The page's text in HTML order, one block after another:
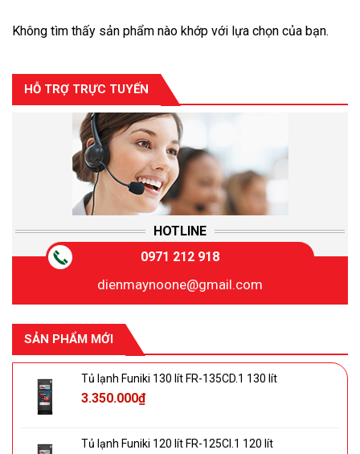
Không tìm thấy sản phẩm nào khớp với lựa chọn của bạn.
HỖ TRỢ TRỰC TUYẾN
HOTLINE
0971 212 918
dienmaynoone@gmail.com
SẢN PHẨM MỚI
Tủ lạnh Funiki 130 lít FR-135CD.1 130 lít
3.350.000₫
Tủ lạnh Funiki 120 lít FR-125CI.1 120 lít